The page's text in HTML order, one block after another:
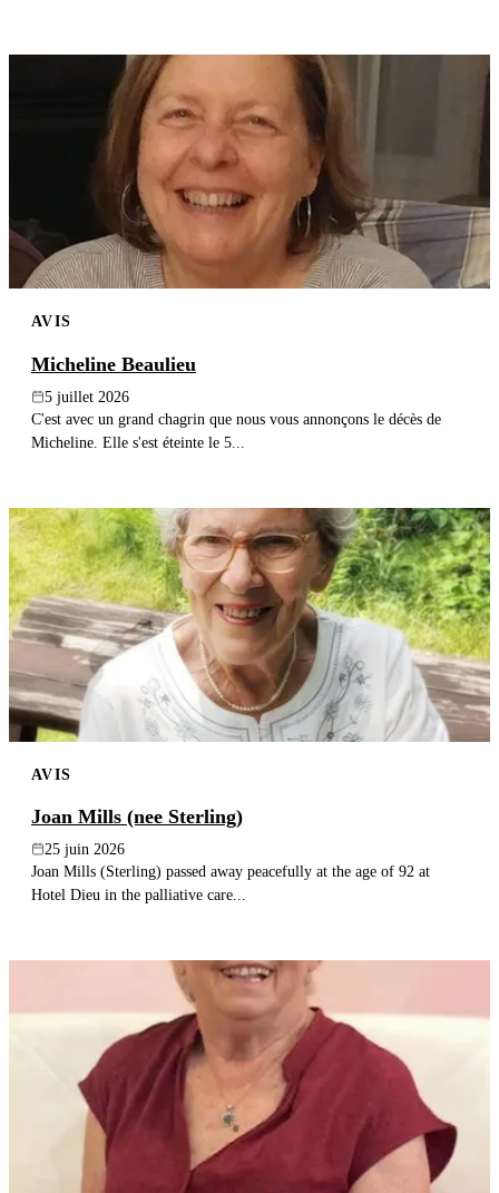
AVIS
Micheline Beaulieu
5 juillet 2026
C'est avec un grand chagrin que nous vous annonçons le décès de
Micheline. Elle s'est éteinte le 5...
AVIS
Joan Mills (nee Sterling)
25 juin 2026
Joan Mills (Sterling) passed away peacefully at the age of 92 at
Hotel Dieu in the palliative care...